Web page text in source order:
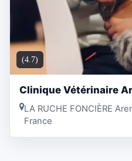
(4.7)
Clinique Vétérinaire
LA RUCHE FONCIÈRE
France